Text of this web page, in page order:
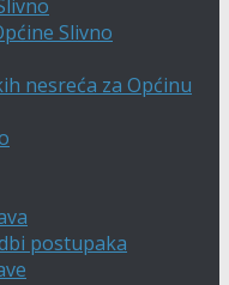
Slivno
nesreća za Općinu
postupaka